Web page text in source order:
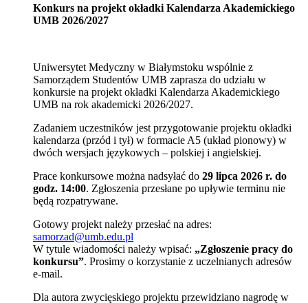
Konkurs na projekt okładki Kalendarza Akademickiego
UMB 2026/2027
Uniwersytet Medyczny w Białymstoku wspólnie z
Samorządem Studentów UMB zaprasza do udziału w
konkursie na projekt okładki Kalendarza Akademickiego
UMB na rok akademicki 2026/2027.
Zadaniem uczestników jest przygotowanie projektu okładki
kalendarza (przód i tył) w formacie A5 (układ pionowy) w
dwóch wersjach językowych – polskiej i angielskiej.
Prace konkursowe można nadsyłać do 29 lipca 2026 r. do
godz. 14:00. Zgłoszenia przesłane po upływie terminu nie
będą rozpatrywane.
Gotowy projekt należy przesłać na adres:
samorzad@umb.edu.pl
W tytule wiadomości należy wpisać: „Zgłoszenie pracy do
konkursu”. Prosimy o korzystanie z uczelnianych adresów
e-mail.
Dla autora zwycięskiego projektu przewidziano nagrodę w